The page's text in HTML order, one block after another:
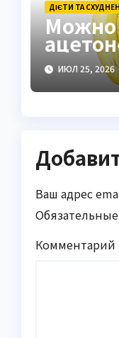
ДІЄТИ ТА
Можно
советы
ИЮЛ 25, 2026
Ваш адрес
Комментарий